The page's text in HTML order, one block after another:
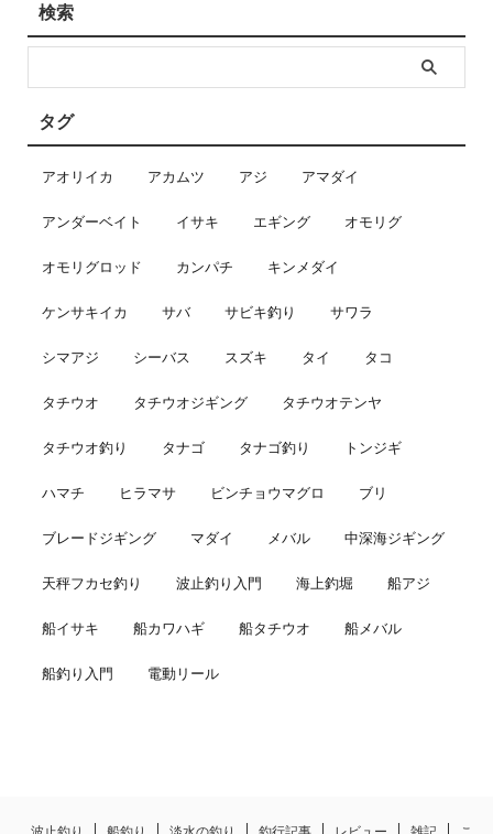
検索
タグ
アオリイカ アカムツ アジ アマダイ
アンダーベイト イサキ エギング オモリグ
オモリグロッド カンパチ キンメダイ
ケンサキイカ サバ サビキ釣り サワラ
シマアジ シーバス スズキ タイ タコ
タチウオ タチウオジギング タチウオテンヤ
タチウオ釣り タナゴ タナゴ釣り トンジギ
ハマチ ヒラマサ ビンチョウマグロ ブリ
ブレードジギング マダイ メバル 中深海ジギング
天秤フカセ釣り 波止釣り入門 海上釣堀 船アジ
船イサキ 船カワハギ 船タチウオ 船メバル
船釣り入門 電動リール